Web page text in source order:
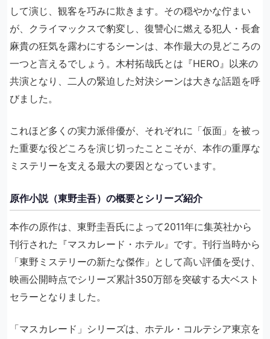
して演じ、観客を巧みに欺きます。その穏やかな佇まい
が、クライマックスで豹変し、復讐心に燃える犯人・長倉
麻貴の狂気を露わにするシーンは、本作最大の見どころの
一つと言えるでしょう。木村拓哉氏とは『HERO』以来の
共演となり、二人の緊迫した対決シーンは大きな話題を呼
びました。
これほど多くの実力派俳優が、それぞれに「仮面」を被っ
た重要な役どころを演じ切ったことこそが、本作の重厚な
ミステリーを支える最大の要因となっています。
原作小説（東野圭吾）の概要とシリーズ紹介
本作の原作は、東野圭吾氏によって2011年に集英社から
刊行された『マスカレード・ホテル』です。刊行当時から
「東野ミステリーの新たな傑作」として高い評価を受け、
映画公開時点でシリーズ累計350万部を突破する大ベスト
セラーとなりました。
「マスカレード」シリーズは、ホテル・コルテシア東京を